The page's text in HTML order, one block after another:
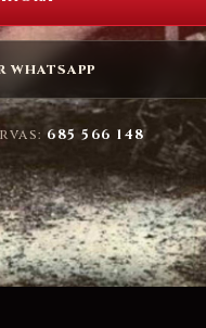
WHATSAPP
685 566 148